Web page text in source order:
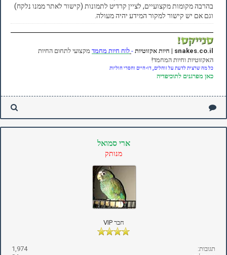
בהרבה מקומות מקצועיים, לציין קרדיט לתמונות (קישור לאתר ממנו נלקח)
וגם אם יש קישור למקור המידע יהיה מעולה.
snakes.co.il | חיות אקזוטיות - לוח חיות מחמד מקצועי לתחום החיות
האקזוטיות וחיות המחמד!
כל מה שרצית לדעת על זוחלים, דו-חיים וחסרי חוליות
כאן מפרגנים לתוכיפדיה
ארי סמואל
מנותק
חבר VIP
תגובות:
1,974